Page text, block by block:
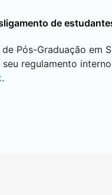
de
de Pós-Graduação em
regulamento
.